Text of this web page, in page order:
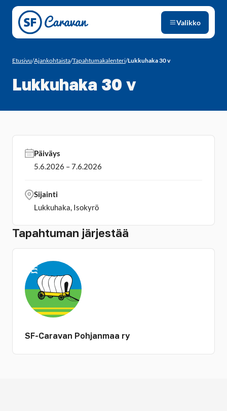
Siirry sivun sisältöön
Valikko
Etusivu/Ajankohtaista/Tapahtumakalenteri/Lukkuhaka 30 v
Lukkuhaka 30 v
Tapahtuman järjestää
SF-Caravan Pohjanmaa ry
Päiväys
5.6.2026 – 7.6.2026
Sijainti
Lukkuhaka, Isokyrö